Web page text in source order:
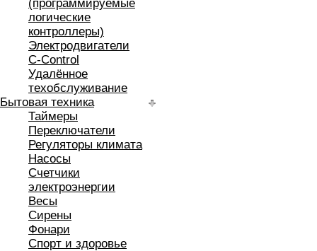
(программируемые
логические
контроллеры)
Электродвигатели
C-Control
Удалённое
техобслуживание
Бытовая техника
Таймеры
Переключатели
Регуляторы климата
Насосы
Счетчики
электроэнергии
Весы
Сирены
Фонари
Спорт и здоровье